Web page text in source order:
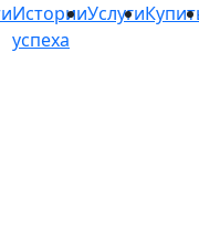
Истории
успеха
Услуги